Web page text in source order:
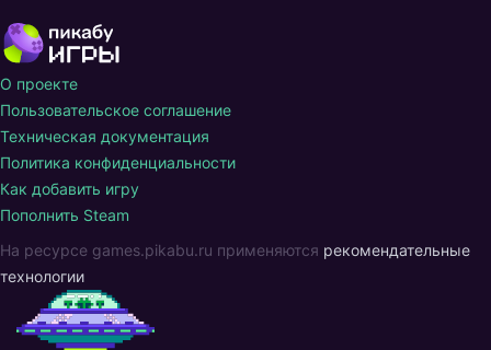
О проекте
Пользовательское соглашение
Техническая документация
Политика конфиденциальности
Как добавить игру
Пополнить Steam
На ресурсе games.pikabu.ru применяются рекомендательные
технологии